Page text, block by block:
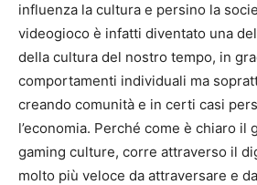
influenza la cultura e persino la
videogioco è infatti diventato una
della cultura del nostro tempo, in
comportamenti individuali ma
creando comunità e in certi casi
l’economia. Perché come è chiaro il
gaming culture, corre attraverso il
molto più veloce da attraversare e